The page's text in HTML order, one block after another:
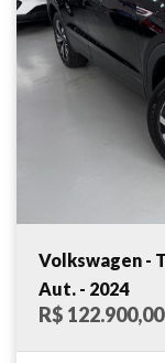
Volkswagen -
Aut. - 2024
R$ 122.900,00